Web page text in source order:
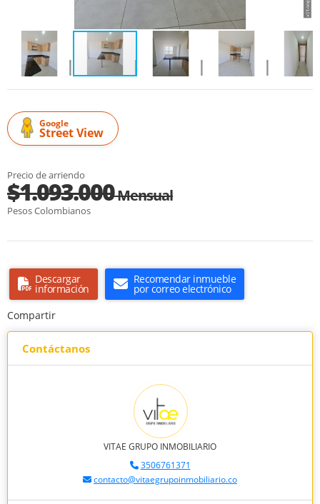
Google
Street View
Precio de arriendo
$1.093.000Mensual
Pesos Colombianos
Descargar
información
Recomendar inmueble
por correo electrónico
Compartir
Contáctanos
VITAE GRUPO INMOBILIARIO
3506761371
contacto@vitaegrupoinmobiliario.co